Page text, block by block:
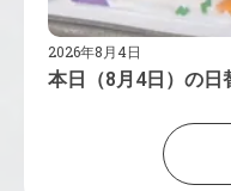
本日（8月4日）の日
2026年8月4日